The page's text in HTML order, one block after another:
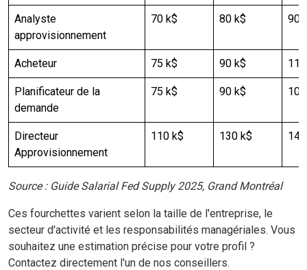
Analyste
approvisionnement
70 k$ 80 k$ 90
Acheteur 75 k$ 90 k$
Planificateur de la
demande
75 k$ 90 k$
Directeur
Approvisionnement
110 k$ 130 k$
Source : Guide Salarial Fed Supply 2025, Grand Montréal
Ces fourchettes varient selon la taille de l'entreprise, le
secteur d'activité et les responsabilités managériales. Vous
souhaitez une estimation précise pour votre profil ?
Contactez directement l'un de nos conseillers.